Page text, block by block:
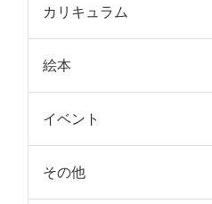
カリキュラム
絵本
イベント
その他